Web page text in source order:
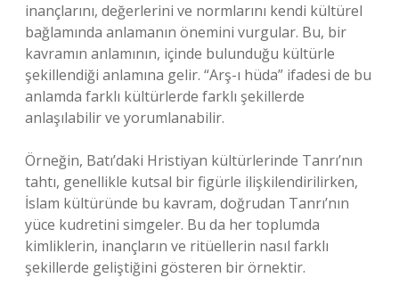
inançlarını, değerlerini ve normlarını kendi kültürel
bağlamında anlamanın önemini vurgular. Bu, bir
kavramın anlamının, içinde bulunduğu kültürle
şekillendiği anlamına gelir. “Arş-ı hüda” ifadesi de bu
anlamda farklı kültürlerde farklı şekillerde
anlaşılabilir ve yorumlanabilir.
Örneğin, Batı’daki Hristiyan kültürlerinde Tanrı’nın
tahtı, genellikle kutsal bir figürle ilişkilendirilirken,
İslam kültüründe bu kavram, doğrudan Tanrı’nın
yüce kudretini simgeler. Bu da her toplumda
kimliklerin, inançların ve ritüellerin nasıl farklı
şekillerde geliştiğini gösteren bir örnektir.